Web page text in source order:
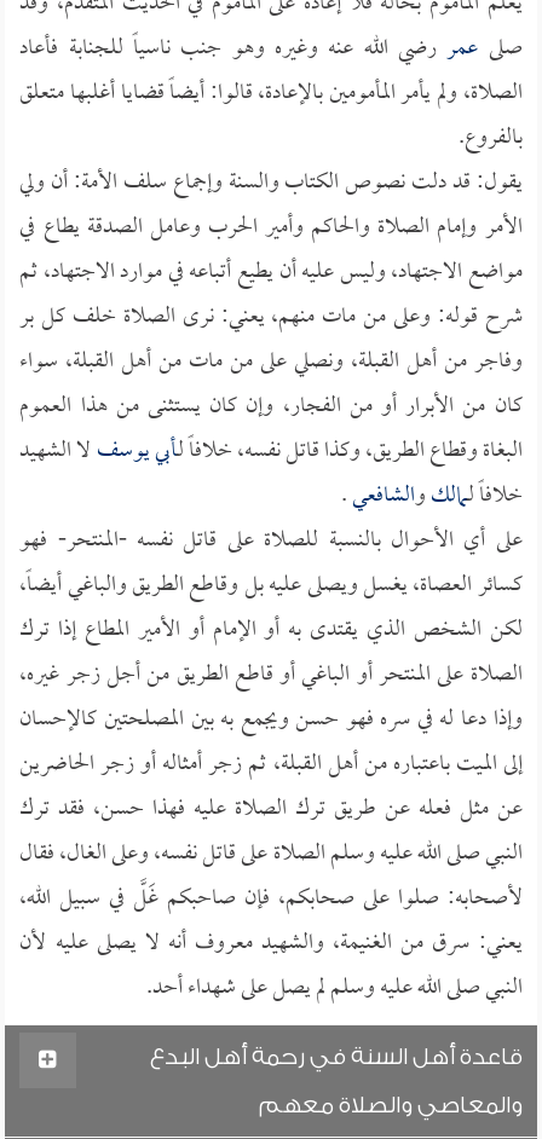
صلى عمررضي الله عنه وغيره وهو جنب ناسياً للجنابة فأعاد
الصلاة، ولم يأمر المأمومين بالإعادة، قالوا: أيضاً قضايا أغلبها متعلق
بالفروع.
يقول: قد دلت نصوص الكتاب والسنة وإجماع سلف الأمة: أن ولي
الأمر وإمام الصلاة والحاكم وأمير الحرب وعامل الصدقة يطاع في
مواضع الاجتهاد، وليس عليه أن يطيع أتباعه في موارد الاجتهاد، ثم
شرح قوله: وعلى من مات منهم، يعني: نرى الصلاة خلف كل بر
وفاجر من أهل القبلة، ونصلي على من مات من أهل القبلة، سواء
كان من الأبرار أو من الفجار، وإن كان يستثنى من هذا العموم
البغاة وقطاع الطريق، وكذا قاتل نفسه، خلافاً لـأبي يوسفلا الشهيد
خلافاً لـمالكوالشافعي.
على أي الأحوال بالنسبة للصلاة على قاتل نفسه -المنتحر- فهو
كسائر العصاة، يغسل ويصلى عليه بل وقاطع الطريق والباغي أيضاً،
لكن الشخص الذي يقتدى به أو الإمام أو الأمير المطاع إذا ترك
الصلاة على المنتحر أو الباغي أو قاطع الطريق من أجل زجر غيره،
وإذا دعا له في سره فهو حسن ويجمع به بين المصلحتين كالإحسان
إلى الميت باعتباره من أهل القبلة، ثم زجر أمثاله أو زجر الحاضرين
عن مثل فعله عن طريق ترك الصلاة عليه فهذا حسن، فقد ترك
النبي صلى الله عليه وسلم الصلاة على قاتل نفسه، وعلى الغال، فقال
لأصحابه: صلوا على صحابكم، فإن صاحبكم غَلَّ في سبيل الله،
يعني: سرق من الغنيمة، والشهيد معروف أنه لا يصلى عليه لأن
النبي صلى الله عليه وسلم لم يصل على شهداء أحد.
قاعدة أهل السنة في رحمة أهل البدع
والمعاصي والصلاة معهم